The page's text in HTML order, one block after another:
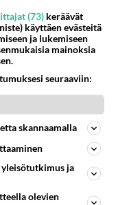
jos Venäjä
kuin
pohjoismainen
asiamme on
varsinkin
(73) keräävät
käyttäen evästeitä
ja lukemiseen
mainoksia
seuraaviin:
skannaamalla
ja
olevien